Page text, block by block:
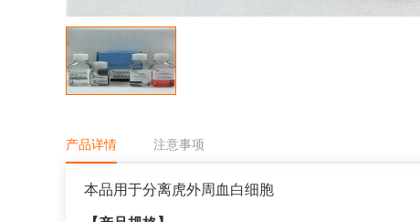
产品详情 注意事项
本品用于分离虎外周血白细胞